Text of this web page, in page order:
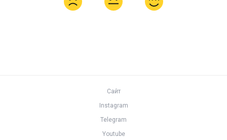
Сайт
Instagram
Telegram
Youtube